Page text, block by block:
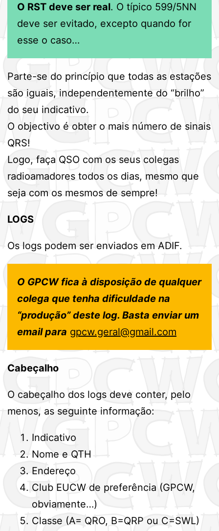
O RST deve ser real. O típico 599/5NN
deve ser evitado, excepto quando for
esse o caso…
Parte-se do princípio que todas as estações
são iguais, independentemente do “brilho”
do seu indicativo.
O objectivo é obter o mais número de sinais
QRS!
Logo, faça QSO com os seus colegas
radioamadores todos os dias, mesmo que
seja com os mesmos de sempre!
LOGS
Os logs podem ser enviados em ADIF.
O GPCW fica à disposição de qualquer
colega que tenha dificuldade na
“produção” deste log. Basta enviar um
email para gpcw.geral@gmail.com
Cabeçalho
O cabeçalho dos logs deve conter, pelo
menos, as seguinte informação:
Indicativo
Nome e QTH
Endereço
Club EUCW de preferência (GPCW,
obviamente…)
Classe (A= QRO, B=QRP ou C=SWL)